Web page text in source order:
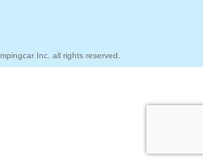
Inc. all rights reserved.